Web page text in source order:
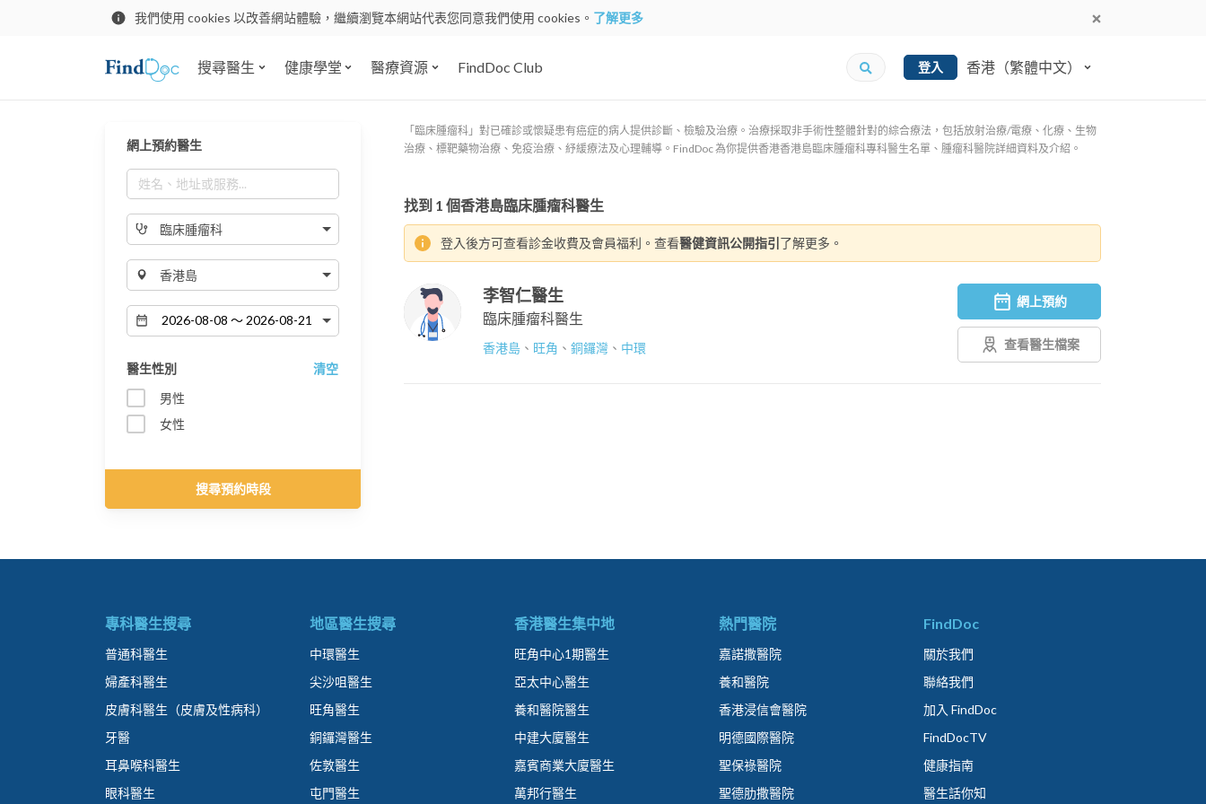
我們使用 cookies 以改善網站體驗，繼續瀏覽本網站代表您同意我們使用 cookies。 了解更多
搜尋醫生 健康學堂 醫療資源 FindDoc Club 登入 香港（繁體中文）
網上預約醫生
臨床腫瘤科
香港島
醫生性別
清空
男性
女性
搜尋預約時段
「臨床腫瘤科」對已確診或懷疑患有癌症的病人提供診斷、檢驗及治療。治療採取非手術性整體針對的綜合療法，包括放射治療/電療、化療、生物
治療、標靶藥物治療、免疫治療、紓緩療法及心理輔導。FindDoc 為你提供香港香港島臨床腫瘤科專科醫生名單、腫瘤科醫院詳細資料及介紹。
找到 1 個香港島臨床腫瘤科醫生
登入後方可查看診金收費及會員福利。查看醫健資訊公開指引 了解更多。
李智仁醫生
臨床腫瘤科醫生
香港島 、 旺角 、 銅鑼灣 、 中環
網上預約
查看醫生檔案
專科醫生搜尋
普通科醫生
婦產科醫生
皮膚科醫生（皮膚及性病科）
牙醫
耳鼻喉科醫生
眼科醫生
地區醫生搜尋
中環醫生
尖沙咀醫生
旺角醫生
銅鑼灣醫生
佐敦醫生
屯門醫生
香港醫生集中地
旺角中心1期醫生
亞太中心醫生
養和醫院醫生
中建大廈醫生
嘉賓商業大廈醫生
萬邦行醫生
熱門醫院
嘉諾撒醫院
養和醫院
香港浸信會醫院
明德國際醫院
聖保祿醫院
聖德肋撒醫院
FindDoc
關於我們
聯絡我們
加入 FindDoc
FindDocTV
健康指南
醫生話你知